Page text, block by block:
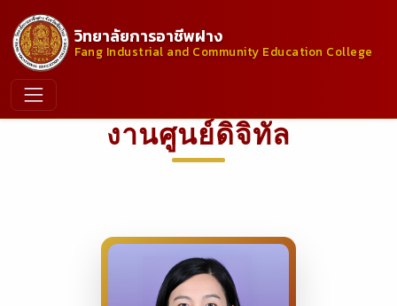
วิทยาลัยการอาชีพฝาง
Fang Industrial and Community Education College
งานศูนย์ดิจิทัล